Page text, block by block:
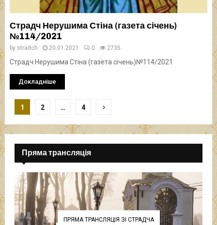
Страдч Нерушима Стіна (газета січень)
№114/2021
by stradch 20.01.2021 0 2735
Страдч Нерушима Стіна (газета січень)№114/2021
Докладніше
Навігація
записів
1 2 … 4
Пряма трансляція
ПРЯМА ТРАНСЛЯЦІЯ ЗІ СТРАДЧА